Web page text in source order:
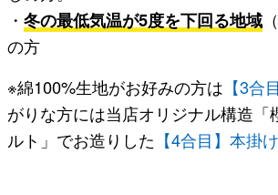
・冬の最低気温が5度を下回る地域
の方
※綿100%生地がお好みの方は 【3合
がりな方には当店オリジナル構造「
ルト」でお造りした 【4合目】本掛け